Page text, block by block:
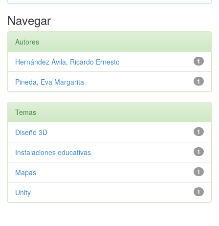
Navegar
Autores
1
Hernández Ávila, Ricardo Ernesto
1
Pineda, Eva Margarita
Temas
1
Diseño 3D
1
Instalaciones educativas
1
Mapas
1
Unity